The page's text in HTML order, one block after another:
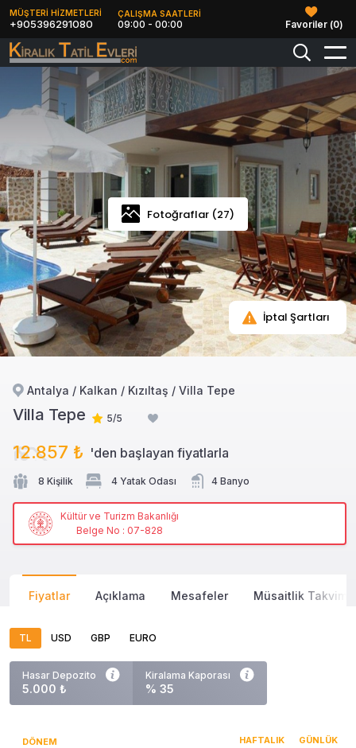
MÜŞTERİ HİZMETLERİ
+905396291080
ÇALIŞMA SAATLERİ
09:00 - 00:00 Favoriler (0)
Fotoğraflar (27)
İptal Şartları
Antalya / Kalkan / Kızıltaş / Villa Tepe
Villa Tepe 5/5
12.857 ₺ 'den başlayan fiyatlarla
8 Kişilik 4 Yatak Odası 4 Banyo
Kültür ve Turizm Bakanlığı
Belge No : 07-828
Fiyatlar Açıklama Mesafeler Müsaitlik Takvimi
TL USD GBP EURO
Hasar Depozito
5.000 ₺
Kiralama Kaporası
% 35
DÖNEM HAFTALIK GÜNLÜK